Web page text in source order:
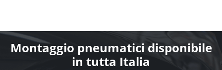
Montaggio pneumatici disponibile
in tutta Italia